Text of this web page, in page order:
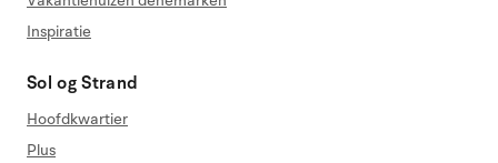
Inspiratie
Sol og Strand
Hoofdkwartier
Plus